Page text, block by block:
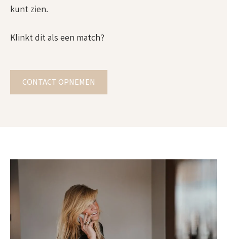
kunt zien.
Klinkt dit als een match?
CONTACT OPNEMEN